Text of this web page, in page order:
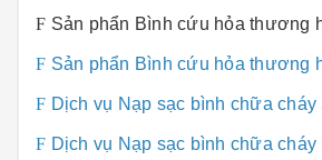
F Sản phẩn Bình cứu hỏa thương
F Sản phẩn Bình cứu hỏa thương
F Dịch vụ Nạp sạc bình chữa cháy
F Dịch vụ Nạp sạc bình chữa cháy